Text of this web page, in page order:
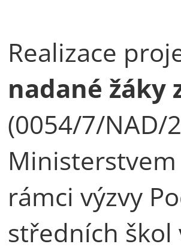
Realizace
nadané žáky
(0054/7/NAD/
rámci výzvy
středních škol